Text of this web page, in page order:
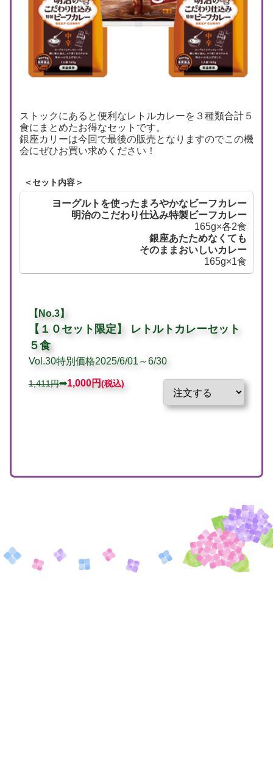
ストックにあると便利なレトルカレーを３種類合計５
食にまとめたお得なセットです。
銀座カリーは今回で最後の販売となりますのでこの機
会にぜひお買い求めください！
＜セット内容＞
ヨーグルトを使ったまろやかなビーフカレー
明治のこだわり仕込み特製ビーフカレー
165g×各2食
銀座あたためなくても
そのままおいしいカレー
165g×1食
【No.3】
【 １０セット限定】 レトルトカレーセット
５食
Vol.30特別価格2025/6/01～6/30
1,411円➡1,000円(税込)